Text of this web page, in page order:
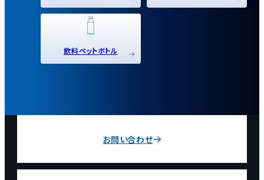
飲料ペットボトル
お問い合わせ